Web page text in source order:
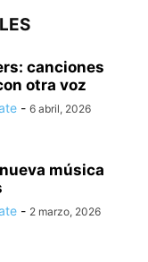
canciones
otra voz
- 6 abril, 2026
música
- 2 marzo, 2026